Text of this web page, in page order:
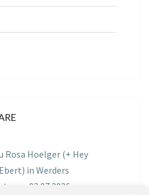
Rosa Hoelger (+ Hey
in Werders
am 03.07.2026